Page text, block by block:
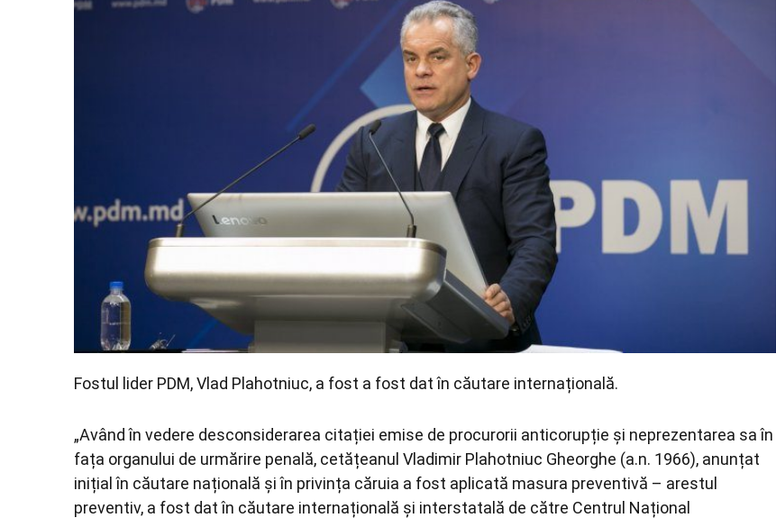
Fostul lider PDM, Vlad Plahotniuc, a fost a fost dat în căutare internațională.
„Având în vedere desconsiderarea citației emise de procurorii anticorupție și neprezentarea sa în
fața organului de urmărire penală, cetățeanul Vladimir Plahotniuc Gheorghe (a.n. 1966), anunțat
inițial în căutare națională și în privința căruia a fost aplicată masura preventivă – arestul
preventiv, a fost dat în căutare internațională și interstatală de către Centrul Național